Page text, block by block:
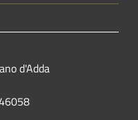
d'Adda